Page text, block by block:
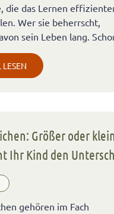
die das Lernen
Wer sie beherrscht,
sein Leben lang.
Größer oder
Ihr Kind den
gehören im Fach